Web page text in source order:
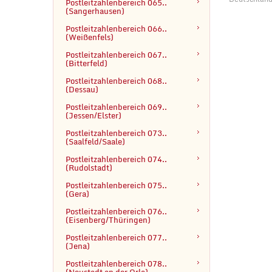
(Sangerhausen)
Postleitzahlenbereich 066..
(Weißenfels)
Postleitzahlenbereich 067..
(Bitterfeld)
Postleitzahlenbereich 068..
(Dessau)
Postleitzahlenbereich 069..
(Jessen/Elster)
Postleitzahlenbereich 073..
(Saalfeld/Saale)
Postleitzahlenbereich 074..
(Rudolstadt)
Postleitzahlenbereich 075..
(Gera)
Postleitzahlenbereich 076..
(Eisenberg/Thüringen)
Postleitzahlenbereich 077..
(Jena)
Postleitzahlenbereich 078..